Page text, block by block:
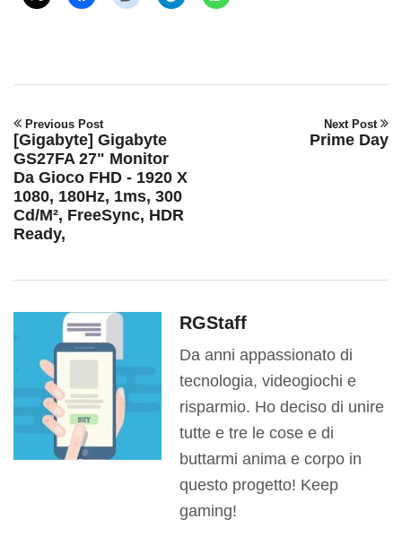
Previous Post
[Gigabyte] Gigabyte
GS27FA 27" Monitor
Da Gioco FHD - 1920 X
1080, 180Hz, 1ms, 300
Cd/m², FreeSync, HDR
Ready,
Next Post
Prime Day
RGStaff
Da anni appassionato di
tecnologia, videogiochi e
risparmio. Ho deciso di unire
tutte e tre le cose e di
buttarmi anima e corpo in
questo progetto! Keep
gaming!